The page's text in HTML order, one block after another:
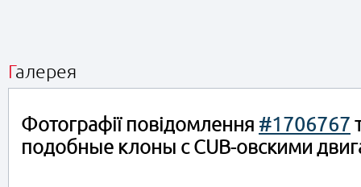
Галерея
Фотографії повідомлення #1706767
подобные клоны с CUB-овскими